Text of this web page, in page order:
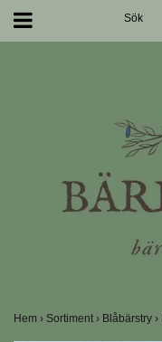
Hem › Sortiment› Blåbärstry ›